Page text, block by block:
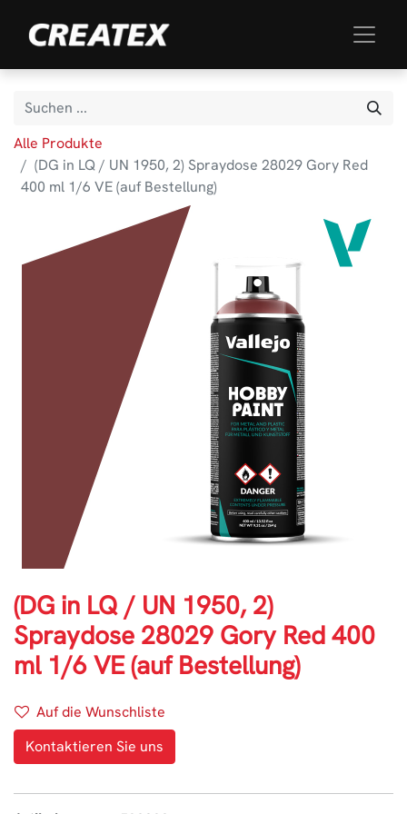
Alle Produkte
(DG in LQ / UN 1950, 2) Spraydose 28029 Gory Red
400 ml 1/6 VE (auf Bestellung)
(DG in LQ / UN 1950, 2)
Spraydose 28029 Gory Red 400
ml 1/6 VE (auf Bestellung)
Auf die Wunschliste
Kontaktieren Sie uns